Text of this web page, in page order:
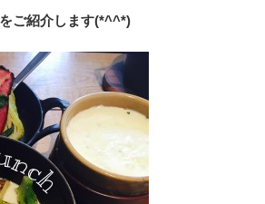
ご紹介します(*^^*)